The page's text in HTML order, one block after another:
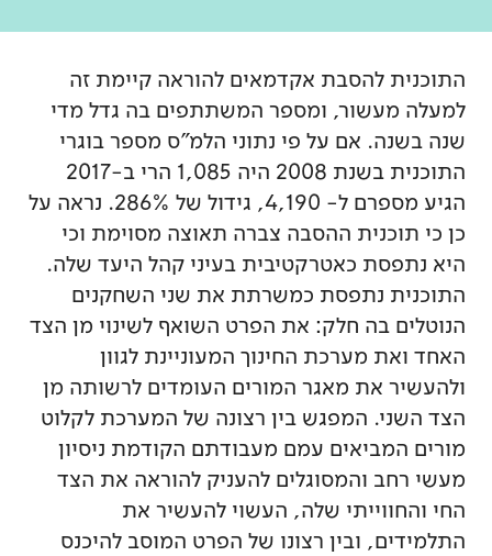
התוכנית להסבת אקדמאים להוראה קיימת זה
למעלה מעשור, ומספר המשתתפים בה גדל מדי
שנה בשנה. אם על פי נתוני הלמ"ס מספר בוגרי
התוכנית בשנת 2008 היה 1,085 הרי ב-2017
הגיע מספרם ל- 4,190, גידול של 286%. נראה על
כן כי תוכנית ההסבה צברה תאוצה מסוימת וכי
היא נתפסת כאטרקטיבית בעיני קהל היעד שלה.
התוכנית נתפסת כמשרתת את שני השחקנים
הנוטלים בה חלק: את הפרט השואף לשינוי מן הצד
האחד ואת מערכת החינוך המעוניינת לגוון
ולהעשיר את מאגר המורים העומדים לרשותה מן
הצד השני. המפגש בין רצונה של המערכת לקלוט
מורים המביאים עמם מעבודתם הקודמת ניסיון
מעשי רחב והמסוגלים להעניק להוראה את הצד
החי והחווייתי שלה, העשוי להעשיר את
התלמידים, ובין רצונו של הפרט המוסב להיכנס